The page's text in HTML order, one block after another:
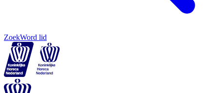
ZoekWord lid